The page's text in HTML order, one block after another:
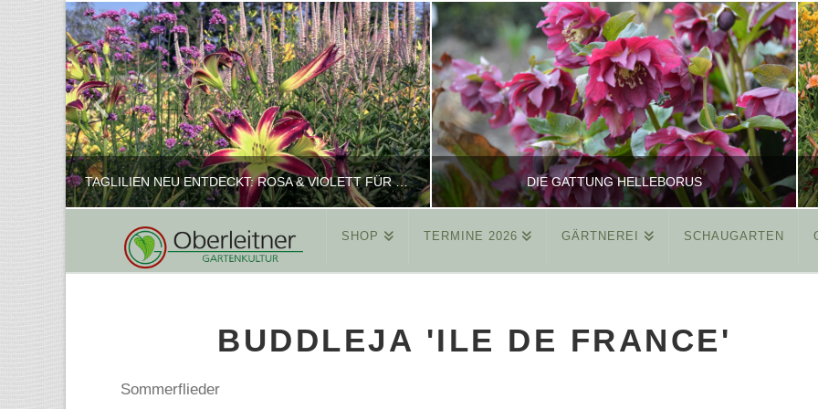
TAGLILIEN NEU ENTDECKT: ROSA & VIOLETT FÜR ROMANTISCHE PFLANZKOMBINATIONEN
REINHARD
FEBRUAR 16, 2025
DIE GATTUNG HELLEBORUS
REINHARD
MÄRZ 26, 2015
SHOP TERMINE 2026 GÄRTNEREI SCHAUGARTEN
BUDDLEJA 'ILE DE FRANCE'
Sommerflieder